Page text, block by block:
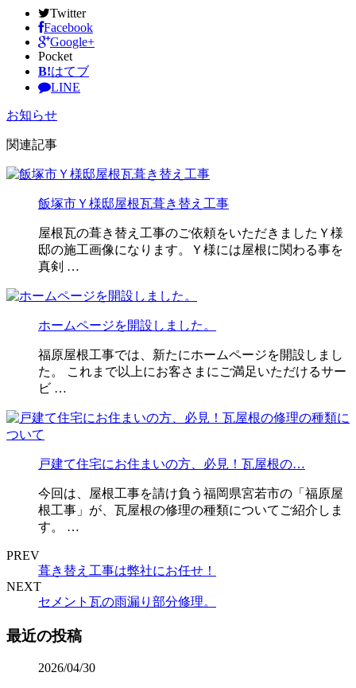
Twitter
Facebook
Google+
Pocket
B!はてブ
LINE
お知らせ
関連記事
飯塚市Ｙ様邸屋根瓦葺き替え工事
屋根瓦の葺き替え工事のご依頼をいただきましたＹ様
邸の施工画像になります。Ｙ様には屋根に関わる事を
真剣 …
ホームページを開設しました。
福原屋根工事では、新たにホームページを開設しまし
た。 これまで以上にお客さまにご満足いただけるサー
ビ …
戸建て住宅にお住まいの方、必見！瓦屋根の…
今回は、屋根工事を請け負う福岡県宮若市の「福原屋
根工事」が、瓦屋根の修理の種類についてご紹介しま
す。 …
PREV
葺き替え工事は弊社にお任せ！
NEXT
セメント瓦の雨漏り部分修理。
最近の投稿
2026/04/30